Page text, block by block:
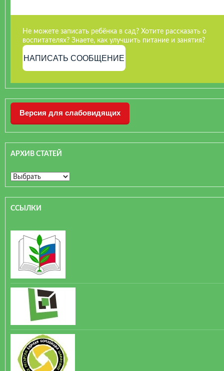
Не можете записать ребёнка в сад? Хотите рассказать о
воспитателях? Знаете, как улучшить питание и занятия?
НАПИСАТЬ СООБЩЕНИЕ
Версия для слабовидящих
АРХИВ СТАТЕЙ
ССЫЛКИ